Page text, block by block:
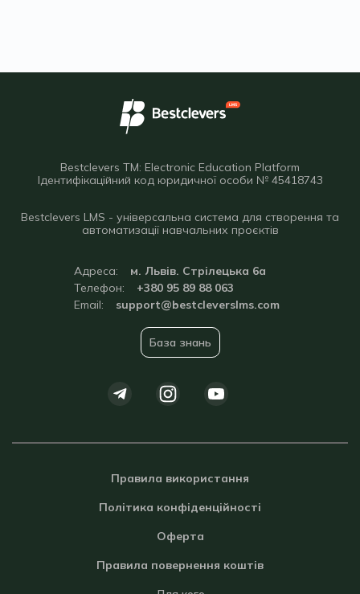
Bestclevers TM: Electronic Education Platform
Ідентифікаційний код юридичної особи № 45418743
Bestclevers LMS - універсальна система для створення та
автоматизації навчальних проєктів
Адреса:
м. Львів. Стрілецька 6а
Телефон:
+380 95 89 88 063
Email:
support@bestcleverslms.com
База знань
Правила використання
Політика конфіденційності
Оферта
Правила повернення коштів